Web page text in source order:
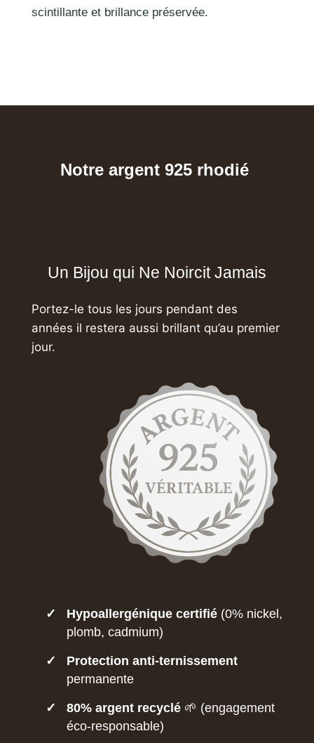
scintillante et brillance préservée.
Notre argent 925 rhodié
Un Bijou qui Ne Noircit Jamais
Portez-le tous les jours pendant des
années il restera aussi brillant qu’au premier
jour.
✓ Hypoallergénique certifié(0% nickel,
plomb, cadmium)
✓
Protection anti-ternissement
permanente
✓ 80% argent recyclé🌱 (engagement
éco-responsable)